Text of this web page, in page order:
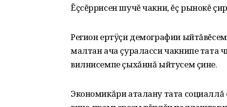
Ĕçсĕррисен шучĕ чакни, ĕç рынокĕ
Регион ертÿçи демографии
малтан ача çураласси чакнипе тата
вилнисемпе çыхăннă ыйтусем çине.
Экономикăри аталану тата